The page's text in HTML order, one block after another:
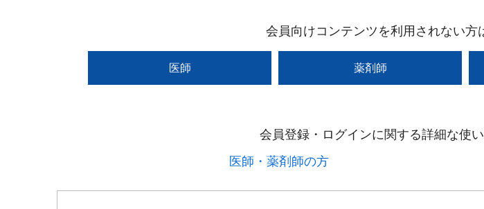
会員向けコンテンツを利用されない
医師 薬剤師
会員登録・ログインに関する詳細な使
医師・薬剤師の方​